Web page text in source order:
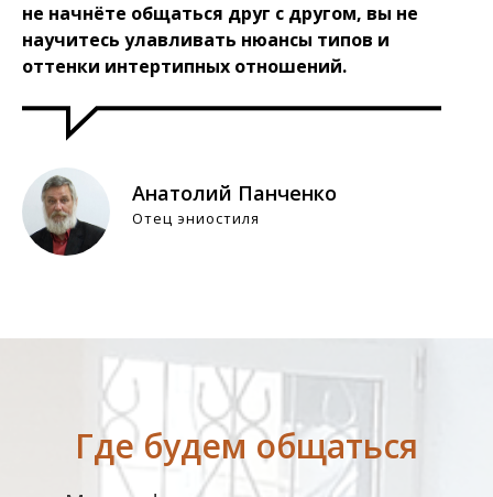
не начнёте общаться друг с другом, вы не
научитесь улавливать нюансы типов и
оттенки интертипных отношений.
Анатолий Панченко
Отец эниостиля
Где будем общаться